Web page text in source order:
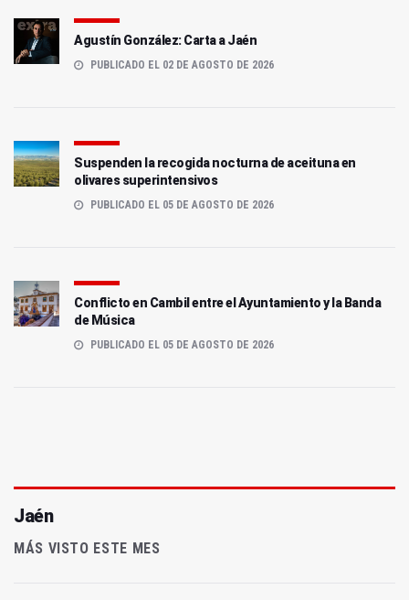
Agustín González: Carta a Jaén
PUBLICADO EL 02 DE AGOSTO DE 2026
Suspenden la recogida nocturna de aceituna en
olivares superintensivos
PUBLICADO EL 05 DE AGOSTO DE 2026
Conflicto en Cambil entre el Ayuntamiento y la Banda
de Música
PUBLICADO EL 05 DE AGOSTO DE 2026
Jaén
MÁS VISTO ESTE MES